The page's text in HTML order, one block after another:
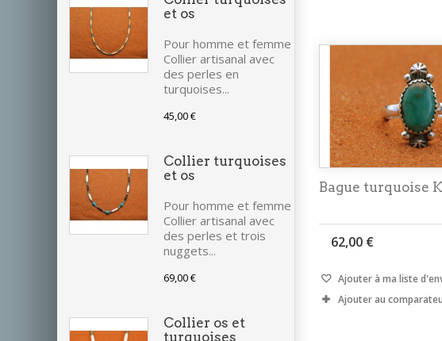
et os
Pour homme et femme
Collier artisanal avec
des perles en
turquoises...
45,00 €
Collier turquoises
et os
Pour homme et femme
Collier artisanal avec
des perles et trois
nuggets...
69,00 €
Collier os et
turquoises
Bague turquoise
62,00 €
Ajouter à ma liste
Ajouter au